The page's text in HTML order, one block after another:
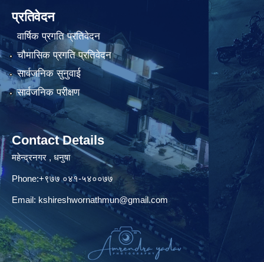
प्रतिवेदन
वार्षिक प्रगति प्रतिवेदन
चौमासिक प्रगति प्रतिवेदन
सार्वजनिक सुनुवाई
सार्वजनिक परीक्षण
Contact Details
महेन्द्रनगर , धनुषा
Phone:+९७७ ०४१-५४००७७
Email: kshireshwornathmun@gmail.com